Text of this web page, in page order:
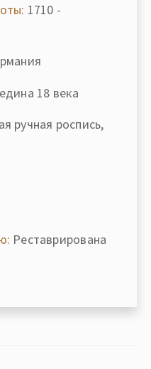
1710 -
18 века
ручная роспись,
Реставрирована